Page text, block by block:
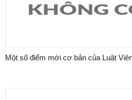
Một số điểm mới cơ bản của Luật